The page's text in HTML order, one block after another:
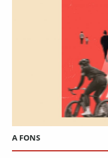
A FONS